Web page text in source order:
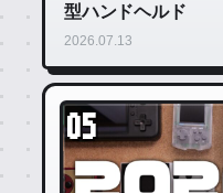
型ハンドヘルド
2026.07.13
05